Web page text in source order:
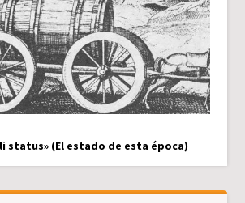
status» (El estado de esta época)